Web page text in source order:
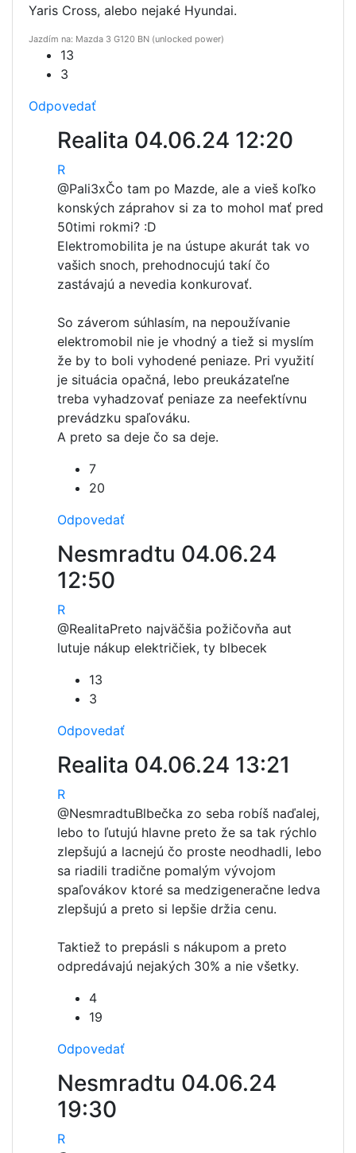
Yaris Cross, alebo nejaké Hyundai.
Jazdím na: Mazda 3 G120 BN (unlocked power)
13
3
Odpovedať
Realita 04.06.24 12:20
R
@Pali3xČo tam po Mazde, ale a vieš koľko
konských záprahov si za to mohol mať pred
50timi rokmi? :D
Elektromobilita je na ústupe akurát tak vo
vašich snoch, prehodnocujú takí čo
zastávajú a nevedia konkurovať.
So záverom súhlasím, na nepoužívanie
elektromobil nie je vhodný a tiež si myslím
že by to boli vyhodené peniaze. Pri využití
je situácia opačná, lebo preukázateľne
treba vyhadzovať peniaze za neefektívnu
prevádzku spaľováku.
A preto sa deje čo sa deje.
7
20
Odpovedať
Nesmradtu 04.06.24
12:50
R
@RealitaPreto najväčšia požičovňa aut
lutuje nákup električiek, ty blbecek
13
3
Odpovedať
Realita 04.06.24 13:21
R
@NesmradtuBlbečka zo seba robíš naďalej,
lebo to ľutujú hlavne preto že sa tak rýchlo
zlepšujú a lacnejú čo proste neodhadli, lebo
sa riadili tradične pomalým vývojom
spaľovákov ktoré sa medzigeneračne ledva
zlepšujú a preto si lepšie držia cenu.
Taktiež to prepásli s nákupom a preto
odpredávajú nejakých 30% a nie všetky.
4
19
Odpovedať
Nesmradtu 04.06.24
19:30
R